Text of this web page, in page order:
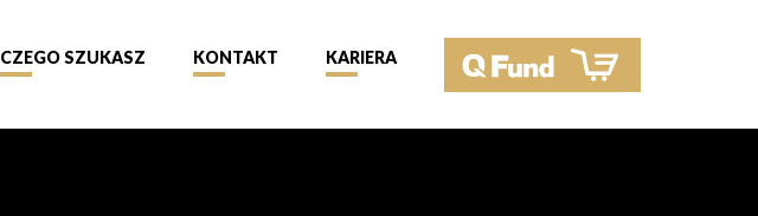
CZEGO SZUKASZ KONTAKT KARIERA